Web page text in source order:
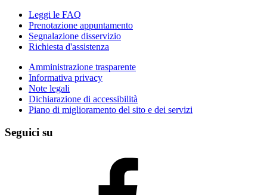
Leggi le FAQ
Prenotazione appuntamento
Segnalazione disservizio
Richiesta d'assistenza
Amministrazione trasparente
Informativa privacy
Note legali
Dichiarazione di accessibilità
Piano di miglioramento del sito e dei servizi
Seguici su